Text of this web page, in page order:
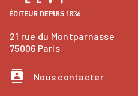
21 rue du Montparnasse
75006 Paris
contacts Nous contacter